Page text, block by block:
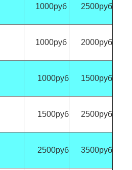
1000руб 2500руб
1000руб 2000руб
1000руб 1500руб
1500руб 2500руб
2500руб 3500руб